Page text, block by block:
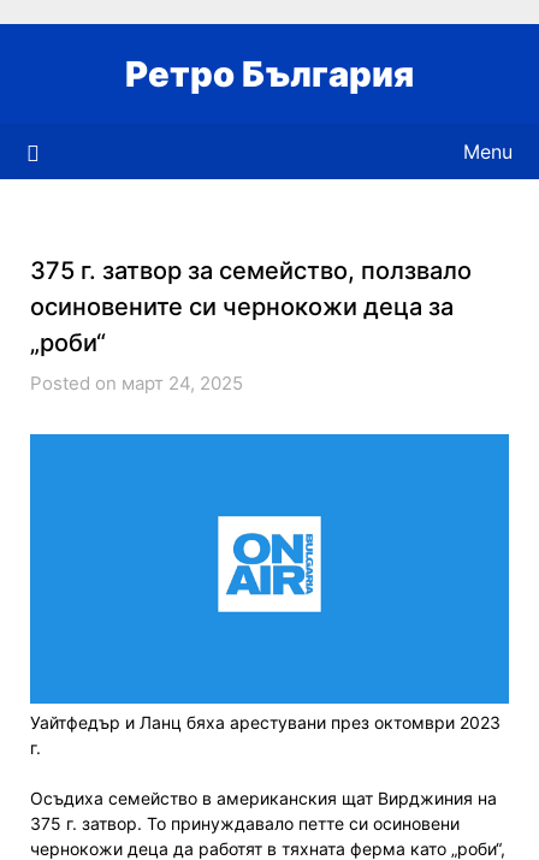
Ретро България
Menu
375 г. затвор за семейство, ползвало
осиновените си чернокожи деца за
„роби“
Posted on март 24, 2025
Уайтфедър и Ланц бяха арестувани през октомври 2023
г.
Осъдиха семейство в американския щат Вирджиния на
375 г. затвор. То принуждавало петте си осиновени
чернокожи деца да работят в тяхната ферма като „роби“,